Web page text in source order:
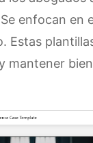
enfocan en
Estas
mantener